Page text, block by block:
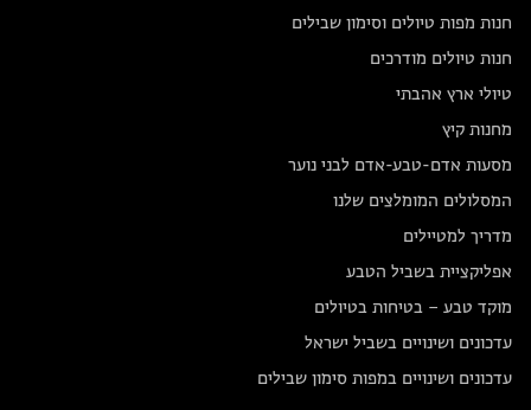
חנות מפות טיולים וסימון שבילים
חנות טיולים מודרכים
טיולי ארץ אהבתי
מחנות קיץ
מסעות אדם-טבע-אדם לבני נוער
המסלולים המומלצים שלנו
מדריך למטיילים
אפליקציית בשביל הטבע
מוקד טבע – בטיחות בטיולים
עדכונים ושינויים בשביל ישראל
עדכונים ושינויים במפות סימון שבילים